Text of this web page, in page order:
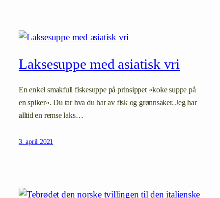
Laksesuppe med asiatisk vri
En enkel smakfull fiskesuppe på prinsippet «koke suppe på
en spiker». Du tar hva du har av fisk og grønnsaker. Jeg har
alltid en remse laks…
3. april 2021